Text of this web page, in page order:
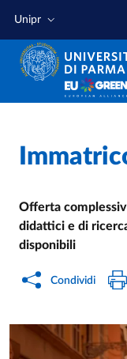
Unipr
Home /
Cerca una notizia
/
Offerta
didattici e di
disponibili
Condividi